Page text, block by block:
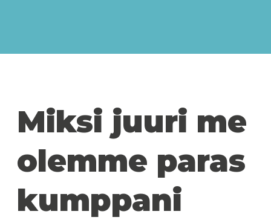
Miksi juuri me
olemme paras
kumppani